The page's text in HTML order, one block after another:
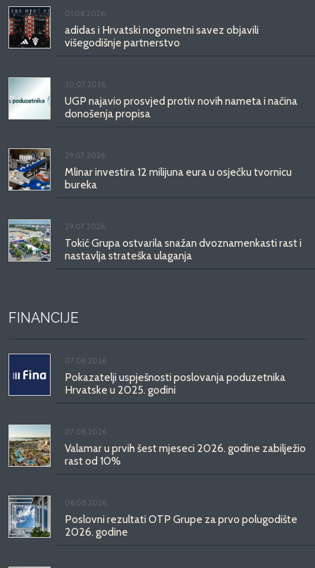
01.08.2026.
adidas i Hrvatski nogometni savez objavili
višegodišnje partnerstvo
30.07.2026.
UGP najavio prosvjed protiv novih nameta i načina
donošenja propisa
29.07.2026.
Mlinar investira 12 milijuna eura u osječku tvornicu
bureka
29.07.2026.
Tokić Grupa ostvarila snažan dvoznamenkasti rast i
nastavlja strateška ulaganja
FINANCIJE
07.08.2026.
Pokazatelji uspješnosti poslovanja poduzetnika
Hrvatske u 2025. godini
07.08.2026.
Valamar u prvih šest mjeseci 2026. godine zabilježio
rast od 10%
06.08.2026.
Poslovni rezultati OTP Grupe za prvo polugodište
2026. godine